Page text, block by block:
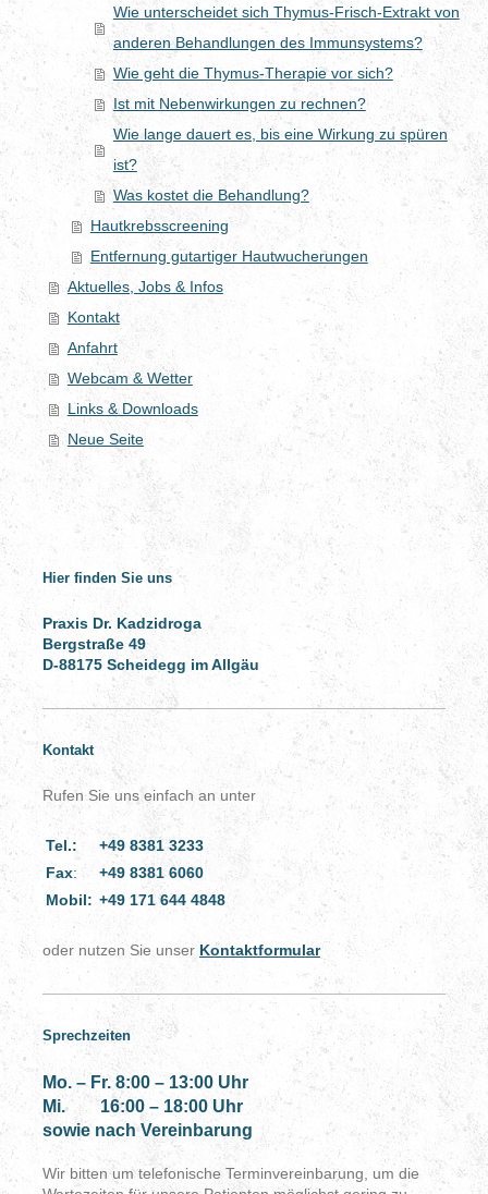
Wie unterscheidet sich Thymus-Frisch-Extrakt von
anderen Behandlungen des Immunsystems?
Wie geht die Thymus-Therapie vor sich?
Ist mit Nebenwirkungen zu rechnen?
Wie lange dauert es, bis eine Wirkung zu spüren
ist?
Was kostet die Behandlung?
Hautkrebsscreening
Entfernung gutartiger Hautwucherungen
Aktuelles, Jobs & Infos
Kontakt
Anfahrt
Webcam & Wetter
Links & Downloads
Neue Seite
Hier finden Sie uns
Praxis Dr. Kadzidroga
Bergstraße 49
D-88175 Scheidegg im Allgäu
Kontakt
Rufen Sie uns einfach an unter
Tel.:
+49 8381 3233
Fax:
+49 8381 6060
Mobil: +49 171 644 4848
oder nutzen Sie unser Kontaktformular
Sprechzeiten
Mo. – Fr. 8:00 – 13:00 Uhr
Mi. 16:00 – 18:00 Uhr
sowie nach Vereinbarung
Wir bitten um telefonische Terminvereinbarung, um die